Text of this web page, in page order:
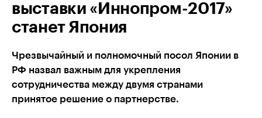
выставки «Иннопром-2017»
станет Япония
Чрезвычайный и полномочный посол Японии в
РФ назвал важным для укрепления
сотрудничества между двумя странами
принятое решение о партнерстве.